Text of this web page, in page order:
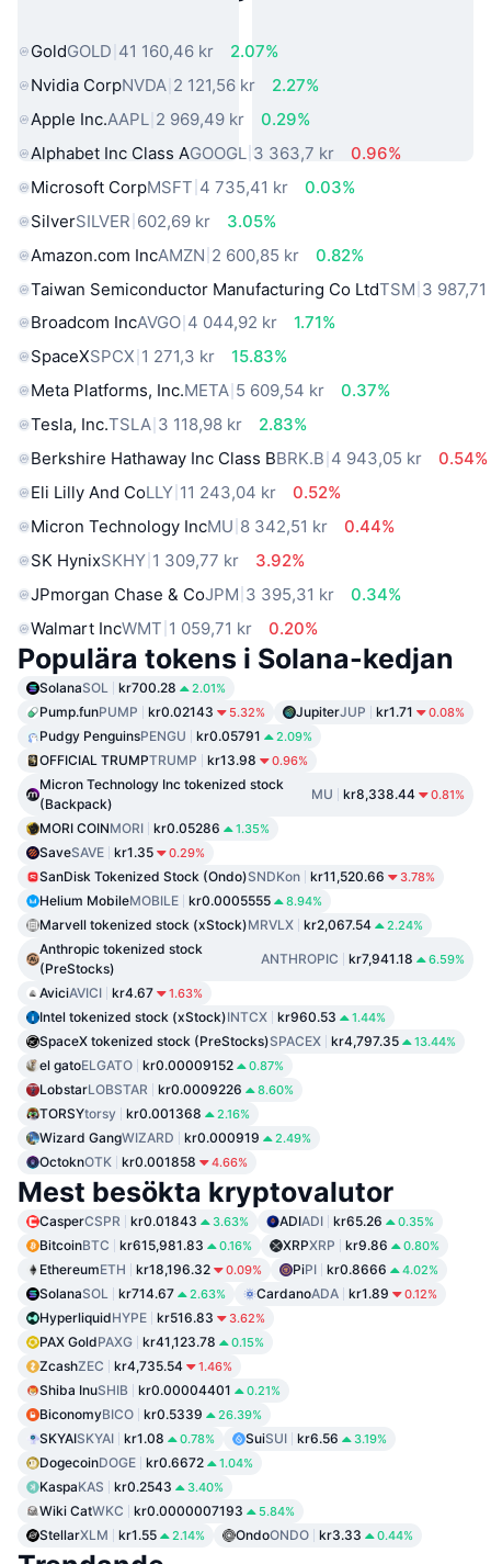
GoldGOLD 41 160,46 kr
2.07%
Nvidia CorpNVDA 2 121,56 kr
2.27%
Apple Inc.AAPL 2 969,49 kr
0.29%
Alphabet Inc Class AGOOGL 3 363,7 kr
0.96%
Microsoft CorpMSFT 4 735,41 kr
0.03%
SilverSILVER 602,69 kr
3.05%
Amazon.com IncAMZN 2 600,85 kr
0.82%
Taiwan Semiconductor Manufacturing Co LtdTSM 3
Broadcom IncAVGO 4 044,92 kr
1.71%
SpaceXSPCX 1 271,3 kr
15.83%
Meta Platforms, Inc.META 5 609,54 kr
0.37%
Tesla, Inc.TSLA 3 118,98 kr
2.83%
Berkshire Hathaway Inc Class BBRK.B 4 943,05 kr
0.54%
Eli Lilly And CoLLY 11 243,04 kr
0.52%
Micron Technology IncMU 8 342,51 kr
0.44%
SK HynixSKHY 1 309,77 kr
3.92%
JPmorgan Chase & CoJPM 3 395,31 kr
0.34%
Walmart IncWMT 1 059,71 kr 0.20%
Populära tokens i Solana-kedjan
SolanaSOL kr700.28 2.01%
Pump.funPUMP kr0.02143 5.32% JupiterJUP kr1.71 0.08%
Pudgy PenguinsPENGU kr0.05791 2.09%
OFFICIAL TRUMPTRUMP kr13.98 0.96%
Micron Technology Inc tokenized stock
(Backpack)
MU kr8,338.44 0.81%
MORI COINMORI kr0.05286 1.35%
SaveSAVE kr1.35 0.29%
SanDisk Tokenized Stock (Ondo)SNDKon kr11,520.66 3.78%
Helium MobileMOBILE kr0.0005555 8.94%
Marvell tokenized stock (xStock)MRVLX kr2,067.54 2.24%
Anthropic tokenized stock
(PreStocks)
ANTHROPIC kr7,941.18 6.59%
AviciAVICI kr4.67 1.63%
Intel tokenized stock (xStock)INTCX kr960.53 1.44%
SpaceX tokenized stock (PreStocks)SPACEX kr4,797.35 13.44%
el gatoELGATO kr0.00009152 0.87%
LobstarLOBSTAR kr0.0009226 8.60%
TORSYtorsy kr0.001368 2.16%
Wizard GangWIZARD kr0.000919 2.49%
OctoknOTK kr0.001858 4.66%
Mest besökta kryptovalutor
CasperCSPR kr0.01843 3.63% ADIADI kr65.26 0.35%
BitcoinBTC kr615,981.83 0.16% XRPXRP kr9.86 0.80%
EthereumETH kr18,196.32 0.09% PiPI kr0.8666 4.02%
SolanaSOL kr714.67 2.63% CardanoADA kr1.89 0.12%
HyperliquidHYPE kr516.83 3.62%
PAX GoldPAXG kr41,123.78 0.15%
ZcashZEC kr4,735.54 1.46%
Shiba InuSHIB kr0.00004401 0.21%
BiconomyBICO kr0.5339 26.39%
SKYAISKYAI kr1.08 0.78% SuiSUI kr6.56 3.19%
DogecoinDOGE kr0.6672 1.04%
KaspaKAS kr0.2543 3.40%
Wiki CatWKC kr0.0000007193 5.84%
StellarXLM kr1.55 2.14% OndoONDO kr3.33 0.44%